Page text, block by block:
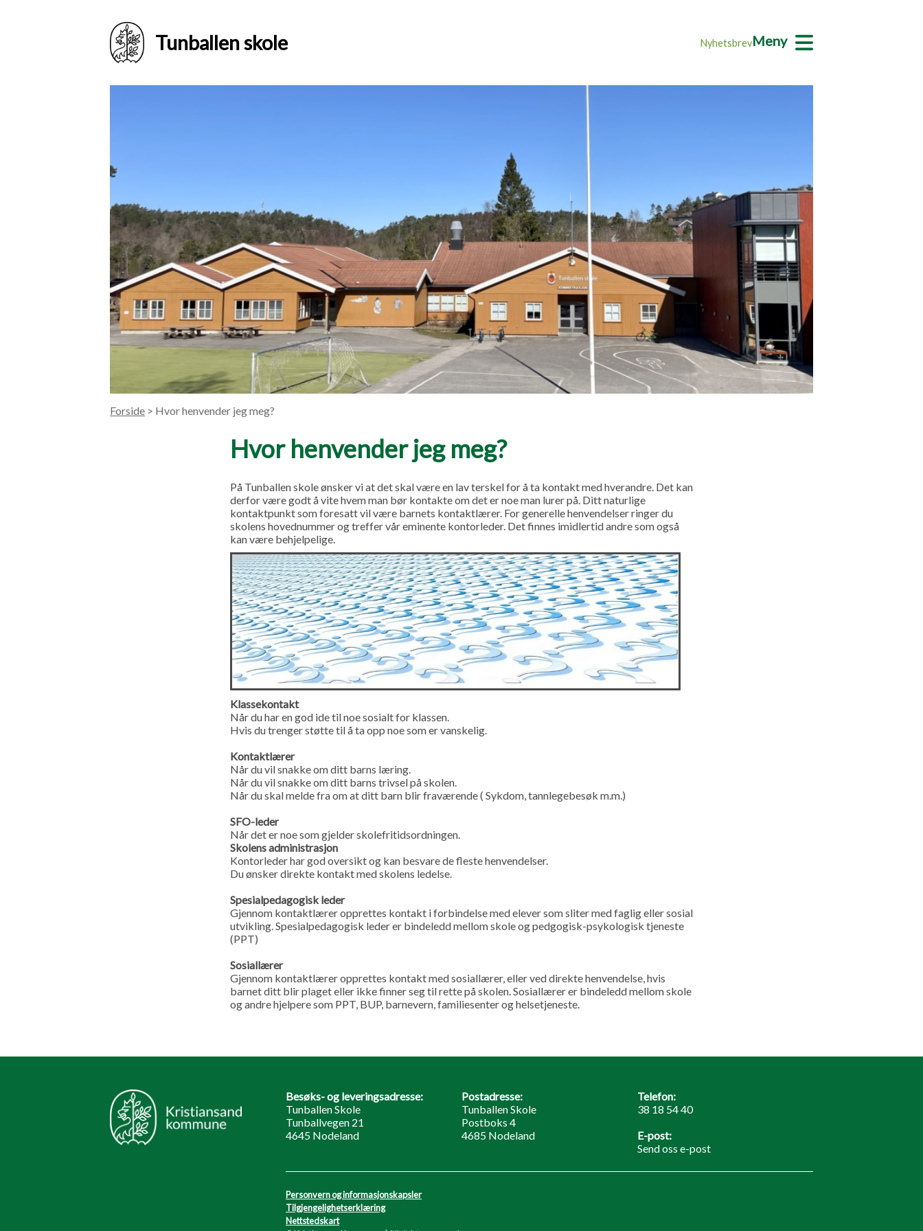
Tunballen skole NyhetsbrevMeny
Forside > Hvor henvender jeg meg?
Hvor henvender jeg meg?
På Tunballen skole ønsker vi at det skal være en lav terskel for å ta kontakt med hverandre. Det kan
derfor være godt å vite hvem man bør kontakte om det er noe man lurer på. Ditt naturlige
kontaktpunkt som foresatt vil være barnets kontaktlærer. For generelle henvendelser ringer du
skolens hovednummer og treffer vår eminente kontorleder. Det finnes imidlertid andre som også
kan være behjelpelige.
Klassekontakt
Når du har en god ide til noe sosialt for klassen.
Hvis du trenger støtte til å ta opp noe som er vanskelig.
Kontaktlærer
Når du vil snakke om ditt barns læring.
Når du vil snakke om ditt barns trivsel på skolen.
Når du skal melde fra om at ditt barn blir fraværende ( Sykdom, tannlegebesøk m.m.)
SFO-leder
Når det er noe som gjelder skolefritidsordningen.
Skolens administrasjon
Kontorleder har god oversikt og kan besvare de fleste henvendelser.
Du ønsker direkte kontakt med skolens ledelse.
Spesialpedagogisk leder
Gjennom kontaktlærer opprettes kontakt i forbindelse med elever som sliter med faglig eller sosial
utvikling. Spesialpedagogisk leder er bindeledd mellom skole og pedgogisk-psykologisk tjeneste
(PPT)
Sosiallærer
Gjennom kontaktlærer opprettes kontakt med sosiallærer, eller ved direkte henvendelse, hvis
barnet ditt blir plaget eller ikke finner seg til rette på skolen. Sosiallærer er bindeledd mellom skole
og andre hjelpere som PPT, BUP, barnevern, familiesenter og helsetjeneste.
Besøks- og leveringsadresse:
Tunballen Skole
Tunballvegen 21
4645 Nodeland
Postadresse:
Tunballen Skole
Postboks 4
4685 Nodeland
Telefon:
38 18 54 40
E-post:
Send oss e-post
Personvern og informasjonskapsler
Tilgjengelighetserklæring
Nettstedskart